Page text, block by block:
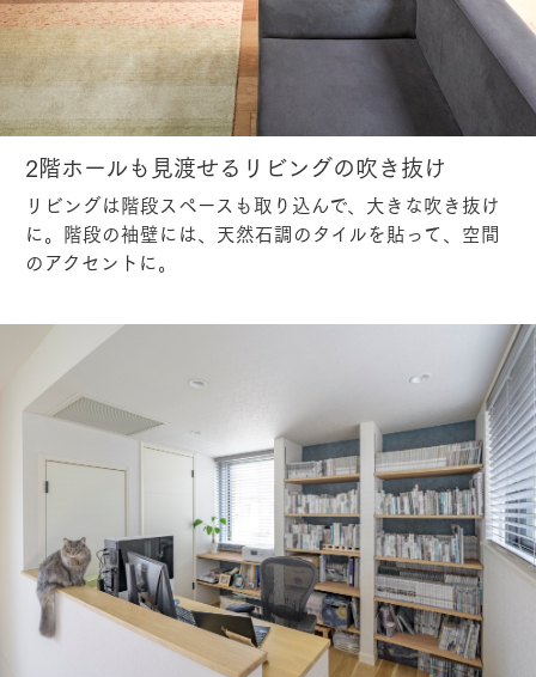
2階ホールも見渡せるリビングの吹き抜け
リビングは階段スペースも取り込んで、大きな吹き抜け
に。階段の袖壁には、天然石調のタイルを貼って、空間
のアクセントに。